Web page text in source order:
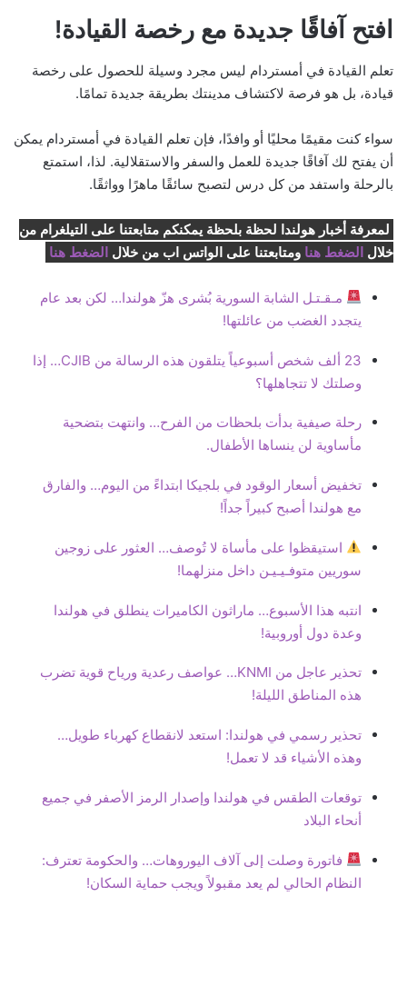
افتح آفاقًا جديدة مع رخصة القيادة!
تعلم القيادة في أمستردام ليس مجرد وسيلة للحصول على رخصة
قيادة، بل هو فرصة لاكتشاف مدينتك بطريقة جديدة تمامًا.
سواء كنت مقيمًا محليًا أو وافدًا، فإن تعلم القيادة في أمستردام يمكن
أن يفتح لك آفاقًا جديدة للعمل والسفر والاستقلالية. لذا، استمتع
بالرحلة واستفد من كل درس لتصبح سائقًا ماهرًا وواثقًا.
لمعرفة أخبار هولندا لحظة بلحظة يمكنكم متابعتنا على التيلغرام من
خلال الضغط هنا ومتابعتنا على الواتس اب من خلال الضغط هنا
مـقـتـل الشابة السورية بُشرى هزّ هولندا… لكن بعد عام
يتجدد الغضب من عائلتها!
23 ألف شخص أسبوعياً يتلقون هذه الرسالة من CJIB… إذا
وصلتك لا تتجاهلها؟
رحلة صيفية بدأت بلحظات من الفرح… وانتهت بتضحية
مأساوية لن ينساها الأطفال.
تخفيض أسعار الوقود في بلجيكا ابتداءً من اليوم… والفارق
مع هولندا أصبح كبيراً جداً!
استيقظوا على مأساة لا تُوصف… العثور على زوجين
سوريين متوفـيـيـن داخل منزلهما!
انتبه هذا الأسبوع… ماراثون الكاميرات ينطلق في هولندا
وعدة دول أوروبية!
تحذير عاجل من KNMI… عواصف رعدية ورياح قوية تضرب
هذه المناطق الليلة!
تحذير رسمي في هولندا: استعد لانقطاع كهرباء طويل…
وهذه الأشياء قد لا تعمل!
توقعات الطقس في هولندا وإصدار الرمز الأصفر في جميع
أنحاء البلاد
فاتورة وصلت إلى آلاف اليوروهات… والحكومة تعترف:
النظام الحالي لم يعد مقبولاً ويجب حماية السكان!